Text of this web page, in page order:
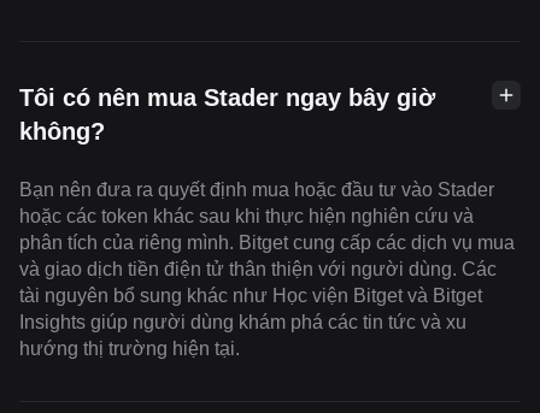
Tôi có nên mua Stader ngay bây giờ
không?
Bạn nên đưa ra quyết định mua hoặc đầu tư vào Stader
hoặc các token khác sau khi thực hiện nghiên cứu và
phân tích của riêng mình. Bitget cung cấp các dịch vụ mua
và giao dịch tiền điện tử thân thiện với người dùng. Các
tài nguyên bổ sung khác như Học viện Bitget và Bitget
Insights giúp người dùng khám phá các tin tức và xu
hướng thị trường hiện tại.